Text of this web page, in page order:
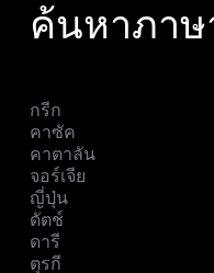
ค้นหาภา
กรีก
คาซัค
คาตาลัน
จอร์เจีย
ญี่ปุ่น
ดัตช์
ดารี
ตุรกี